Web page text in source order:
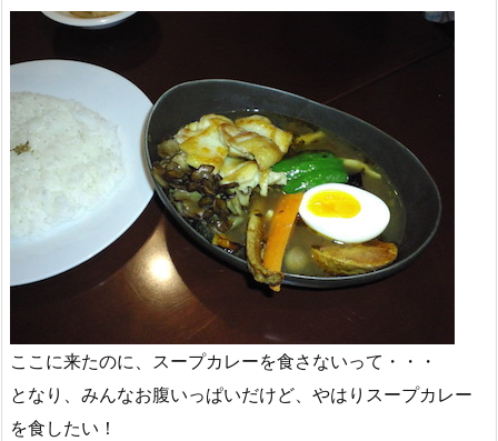
ここに来たのに、スープカレーを食さないって・・・
となり、みんなお腹いっぱいだけど、やはりスープカレー
を食したい！